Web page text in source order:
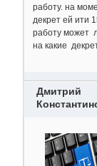
работу. на
декрет ей ити
работу может
на какие
Дмитрий